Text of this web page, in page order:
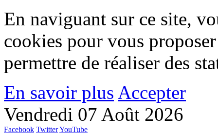
En naviguant sur ce site,
cookies pour vous
permettre de réaliser des
En savoir plus Accepter
Vendredi 07 Août 2026
Facebook TwitterYouTube